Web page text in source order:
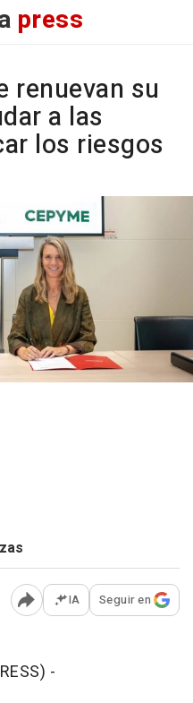
press
renuevan su
a las
los riesgos
Abrir opciones para
IA Seguir en
-